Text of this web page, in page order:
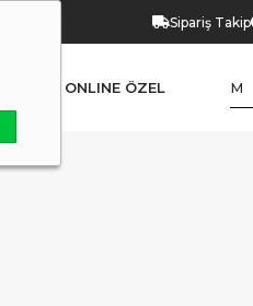
Sipariş Takip
ONLINE ÖZEL